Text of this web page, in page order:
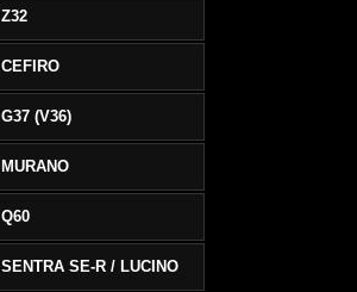
Z32
CEFIRO
G37 (V36)
MURANO
Q60
SENTRA SE-R / LUCINO